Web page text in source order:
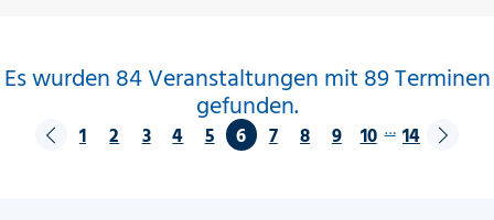
Es wurden 84 Veranstaltungen mit 89 Terminen
gefunden.
1 2 3 4 5 6 7 8 9 10 … 14